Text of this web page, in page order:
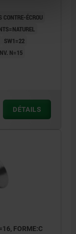
CONTRE-ÉCROU
SW1=22
N=15
DÉTAILS
FORME:C